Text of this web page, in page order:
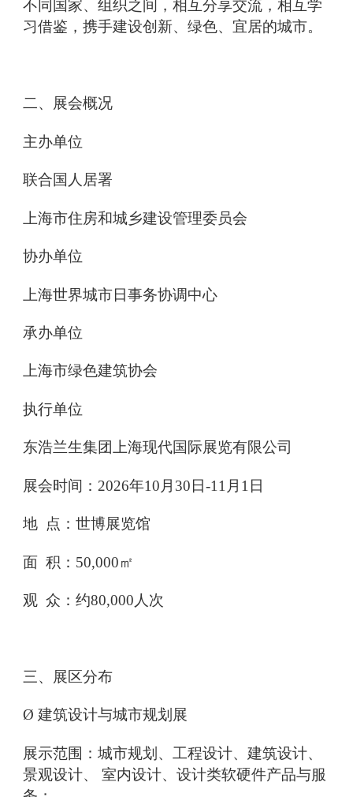
不同国家、组织之间，相互分享交流，相互学
习借鉴，携手建设创新、绿色、宜居的城市。
二、展会概况
主办单位
联合国人居署
上海市住房和城乡建设管理委员会
协办单位
上海世界城市日事务协调中心
承办单位
上海市绿色建筑协会
执行单位
东浩兰生集团上海现代国际展览有限公司
展会时间：2026年10月30日-11月1日
地 点：世博展览馆
面 积：50,000㎡
观 众：约80,000人次
三、展区分布
Ø 建筑设计与城市规划展
展示范围：城市规划、工程设计、建筑设计、
景观设计、 室内设计、设计类软硬件产品与服